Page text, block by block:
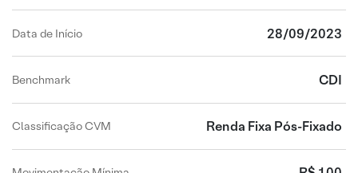
Data de Início 28/09/2023
Benchmark CDI
Classificação CVM Renda Fixa Pós-Fixado